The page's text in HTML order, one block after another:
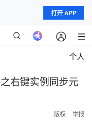
打开 APP
个人
右键实例同步元
版权 举报